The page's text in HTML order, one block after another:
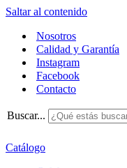
Saltar al contenido
Nosotros
Calidad y Garantía
Instagram
Facebook
Contacto
Buscar...
Catálogo